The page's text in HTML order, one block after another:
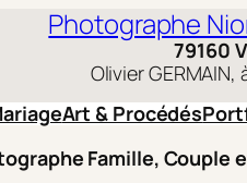
Photographe
79160
Olivier
Art & Procédés
Famille, Couple